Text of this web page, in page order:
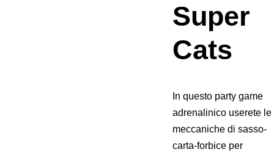
Super
Cats
In questo party game
adrenalinico userete le
meccaniche di sasso-
carta-forbice per